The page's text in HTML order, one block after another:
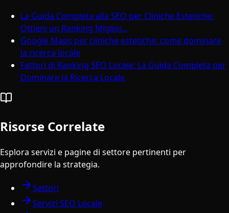
La Guida Completa alla SEO per Cliniche Estetiche:
Ottieni un Ranking Miglior...
Google Maps per cliniche estetiche: come dominare
la ricerca locale
Fattori di Ranking SEO Locale: La Guida Completa per
Dominare la Ricerca Locale
Risorse Correlate
Esplora servizi e pagine di settore pertinenti per
approfondire la strategia.
Settori
Servizi SEO Locale